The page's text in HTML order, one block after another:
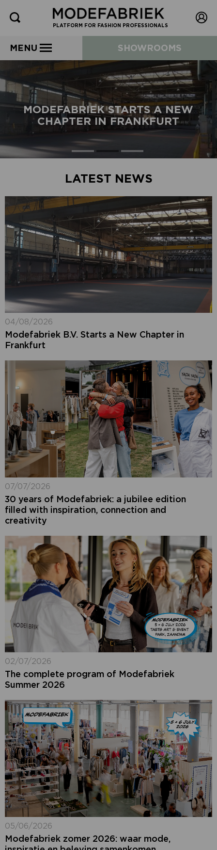
PLATFORM FOR FASHION PROFESSIONALS
MENU SHOWROOMS
MODEFABRIEK STARTS A NEW
CHAPTER IN FRANKFURT
LATEST NEWS
04/08/2026
Modefabriek B.V. Starts a New Chapter in
Frankfurt
07/07/2026
30 years of Modefabriek: a jubilee edition
filled with inspiration, connection and
creativity
02/07/2026
The complete program of Modefabriek
Summer 2026
05/06/2026
Modefabriek zomer 2026: waar mode,